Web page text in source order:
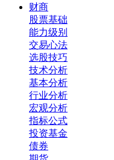
财商
股票基础
能力级别
交易心法
选股技巧
技术分析
基本分析
行业分析
宏观分析
指标公式
投资基金
债券